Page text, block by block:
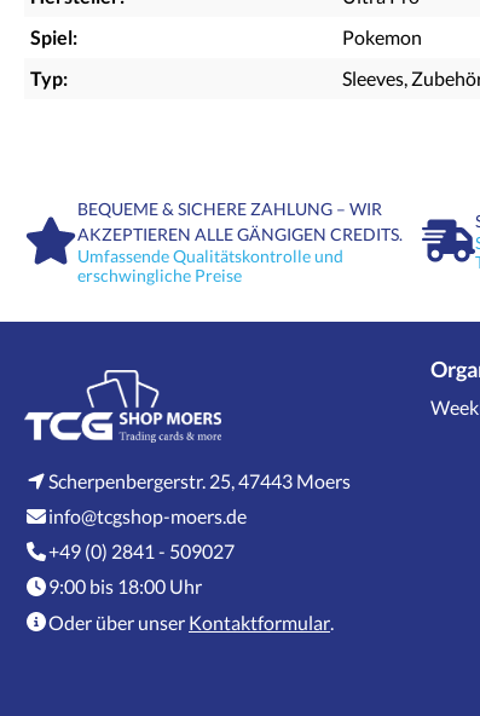
Spiel:
Pokemon
Typ:
Sleeves ,
BEQUEME & SICHERE ZAHLUNG – WIR
AKZEPTIEREN ALLE GÄNGIGEN CREDITS.
Umfassende Qualitätskontrolle und
erschwingliche Preise
Scherpenbergerstr. 25, 47443 Moers
info@tcgshop-moers.de
+49 (0) 2841 - 509027
9:00 bis 18:00 Uhr
Oder über unser Kontaktformular